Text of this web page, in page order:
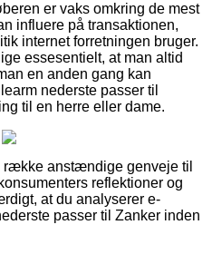
er vaks omkring de mest
influere på transaktionen,
internet forretningen bruger.
essesentielt, at man altid
en anden gang kan
nederste passer til
til en herre eller dame.
række anstændige genveje til
reflektioner og
at du analyserer e-
passer til Zanker inden